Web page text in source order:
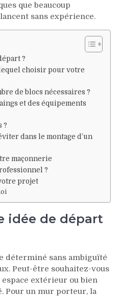
que beaucoup
sans expérience.
?
choisir pour votre
de blocs nécessaires ?
et des équipements
?
dans le montage d’un
maçonnerie
?
projet
idée de départ
déterminé sans ambiguïté
Peut-être souhaitez-vous
extérieur ou bien
Pour un mur porteur, la